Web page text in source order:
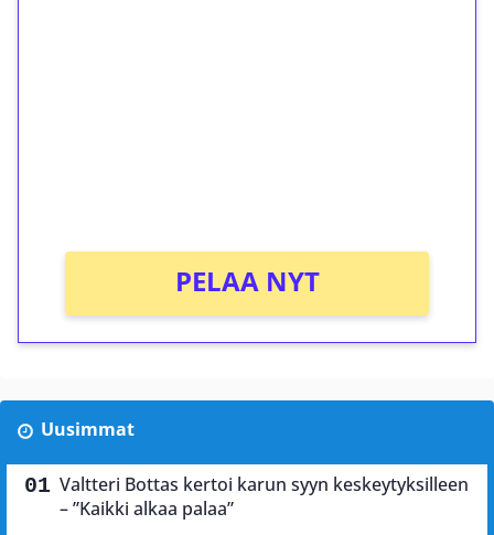
PELAA NYT
Uusimmat
Valtteri Bottas kertoi karun syyn keskeytyksilleen
– ”Kaikki alkaa palaa”